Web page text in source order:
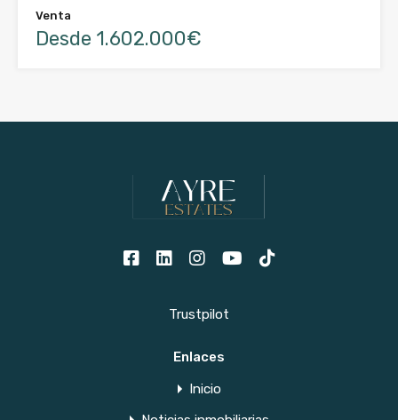
Venta
Desde 1.602.000€
Trustpilot
Enlaces
Inicio